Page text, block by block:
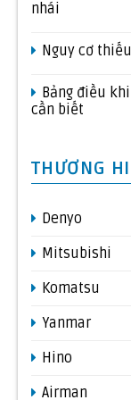
nhái
Nguy cơ
Bảng điều
cần biết
THƯƠNG
Denyo
Mitsubishi
Komatsu
Yanmar
Hino
Airman